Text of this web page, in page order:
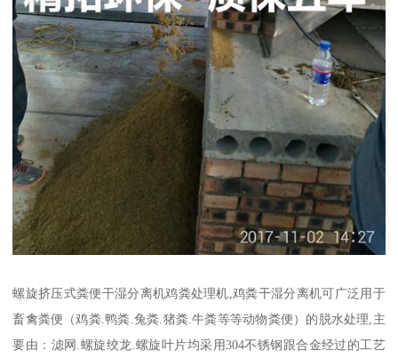
螺旋挤压式粪便干湿分离机鸡粪处理机,鸡粪干湿分离机可广泛用于
畜禽粪便（鸡粪.鸭粪.兔粪.猪粪.牛粪等等动物粪便）的脱水处理,主
要由：滤网.螺旋绞龙.螺旋叶片均采用304不锈钢跟合金经过的工艺